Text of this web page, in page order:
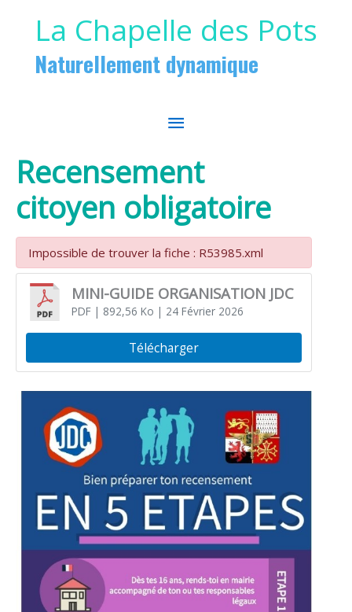
La Chapelle des Pots
Naturellement dynamique
MENU
PRINCIPAL
Recensement
citoyen obligatoire
Impossible de trouver la fiche : R53985.xml
MINI-GUIDE ORGANISATION JDC
PDF| 892,56 Ko | 24 Février 2026
Télécharger